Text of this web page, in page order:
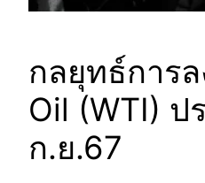
กลยุทธ์การ
Oil (WTI) ป
ก.ย.67